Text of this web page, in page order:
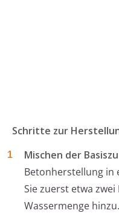
Schritte zur
Mischen der
Betonherstellung in
Sie zuerst etwa
Wassermenge